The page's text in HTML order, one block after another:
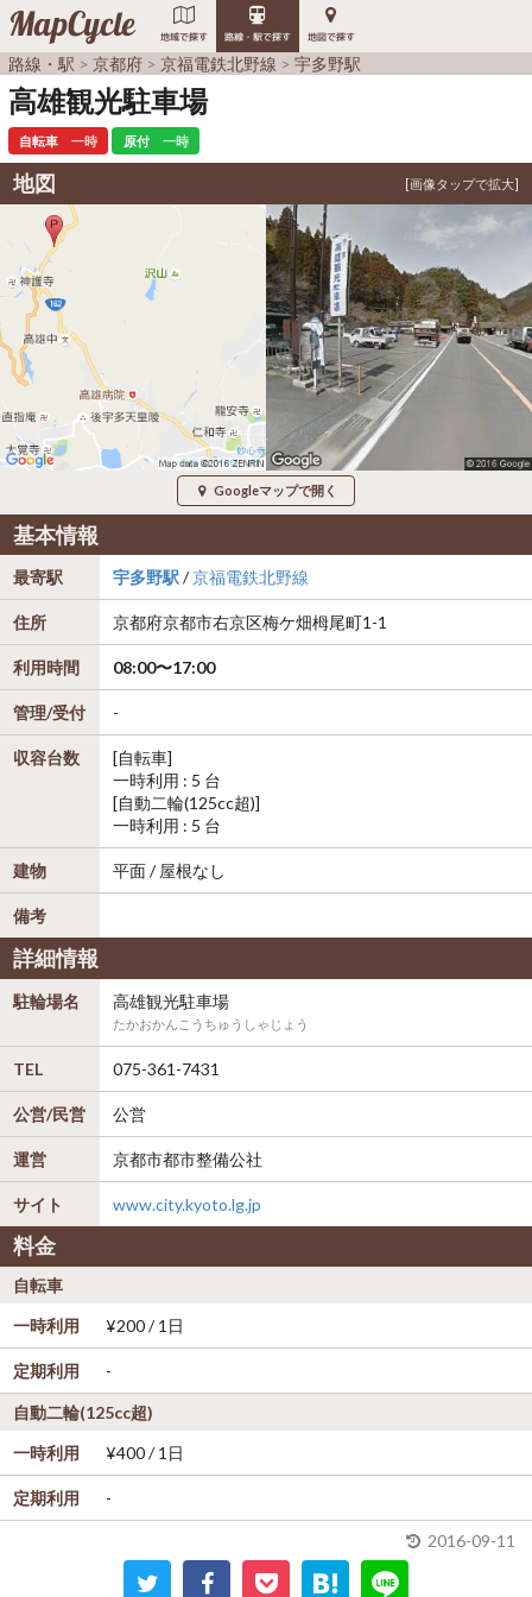
MapCycle 地域で探す 路線・駅で探す 地図で探す
路線・駅 京都府 京福電鉄北野線 宇多野駅
高雄観光駐車場
自転車 一時 原付 一時
地図
Googleマップで開く
基本情報
最寄駅 宇多野駅 /京福電鉄北野線
住所 京都府京都市右京区梅ケ畑栂尾町1-1
利用時間 08:00〜17:00
管理/受付 -
収容台数
[自転車]
一時利用 : 5 台
[自動二輪(125cc超)]
一時利用 : 5 台
建物 平面 / 屋根なし
備考
詳細情報
駐輪場名 高雄観光駐車場
たかおかんこうちゅうしゃじょう
TEL 075-361-7431
公営/民営 公営
運営 京都市都市整備公社
サイト www.city.kyoto.lg.jp
料金
自転車
一時利用
¥200 / 1日
定期利用 -
自動二輪(125cc超)
一時利用
¥400 / 1日
定期利用 -
2016-09-11